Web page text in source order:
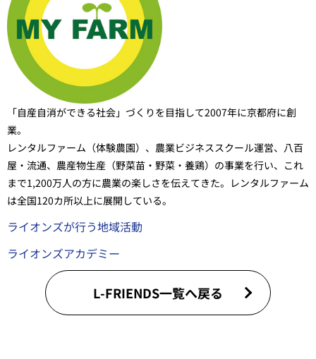
「自産自消ができる社会」づくりを目指して2007年に京都府に創
業。
レンタルファーム（体験農園）、農業ビジネススクール運営、八百
屋・流通、農産物生産（野菜苗・野菜・養鶏）の事業を行い、これ
まで1,200万人の方に農業の楽しさを伝えてきた。レンタルファーム
は全国120カ所以上に展開している。
ライオンズが行う地域活動
ライオンズアカデミー
L-FRIENDS一覧へ戻る